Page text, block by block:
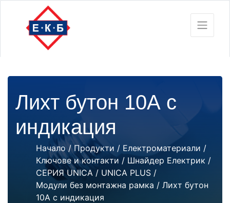
Лихт бутон 10А с
индикация
Начало/Продукти / Електроматериали /
Ключове и контакти / Шнайдер Електрик /
СЕРИЯ UNICA / UNICA PLUS /
Модули без монтажна рамка / Лихт бутон
10А с индикация